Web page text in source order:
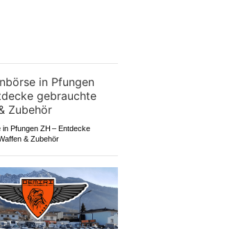
in Pfungen ZH – Entdecke
& Zubehör